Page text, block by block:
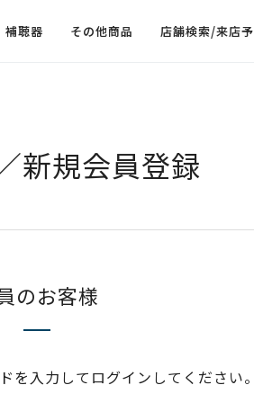
補聴器 その他商品 店舗検索/来店
新規会員登録
のお客様
を入力してログインしてください。